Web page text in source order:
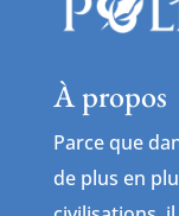
À propos
Parce que
de plus en